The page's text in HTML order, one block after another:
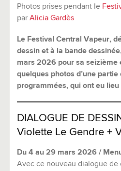
Photos prises pendant le
par Alicia Gardès
Le Festival Central Vapeur,
dessin et à la bande
mars 2026 pour sa seizième
quelques photos d’une partie
programmées, qui ont eu lieu
DIALOGUE DE
Violette Le Gendre +
Du 4 au 29 mars 2026 /
Avec ce nouveau dialogue de